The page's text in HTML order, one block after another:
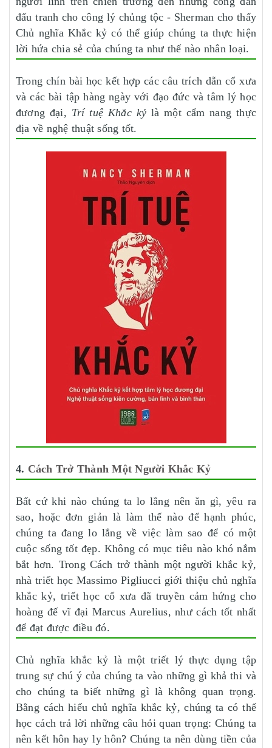
đấu tranh cho công lý chủng tộc - Sherman cho thấy
Chủ nghĩa Khắc kỷ có thể giúp chúng ta thực hiện
lời hứa chia sẻ của chúng ta như thế nào nhân loại.
Trong chín bài học kết hợp các câu trích dẫn cổ xưa
và các bài tập hàng ngày với đạo đức và tâm lý học
đương đại, Trí tuệ Khắc kỷ là một cẩm nang thực
địa về nghệ thuật sống tốt.
4. Cách Trở Thành Một Người Khắc Kỷ
Bất cứ khi nào chúng ta lo lắng nên ăn gì, yêu ra
sao, hoặc đơn giản là làm thế nào để hạnh phúc,
chúng ta đang lo lắng về việc làm sao để có một
cuộc sống tốt đẹp. Không có mục tiêu nào khó nắm
bắt hơn. Trong Cách trở thành một người khắc kỷ,
nhà triết học Massimo Pigliucci giới thiệu chủ nghĩa
khắc kỷ, triết học cổ xưa đã truyền cảm hứng cho
hoàng đế vĩ đại Marcus Aurelius, như cách tốt nhất
để đạt được điều đó.
Chủ nghĩa khắc kỷ là một triết lý thực dụng tập
trung sự chú ý của chúng ta vào những gì khả thi và
cho chúng ta biết những gì là không quan trọng.
Bằng cách hiểu chủ nghĩa khắc kỷ, chúng ta có thể
học cách trả lời những câu hỏi quan trọng: Chúng ta
nên kết hôn hay ly hôn? Chúng ta nên dùng tiền của